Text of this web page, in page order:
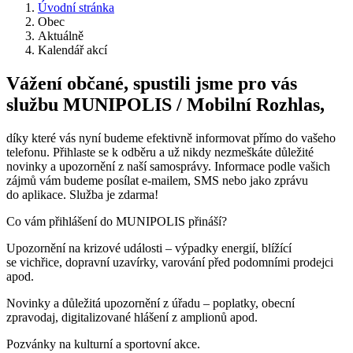
Úvodní stránka
Obec
Aktuálně
Kalendář akcí
Vážení občané, spustili jsme pro vás
službu MUNIPOLIS / Mobilní Rozhlas,
díky které vás nyní budeme efektivně informovat přímo do vašeho
telefonu. Přihlaste se k odběru a už nikdy nezmeškáte důležité
novinky a upozornění z naší samosprávy. Informace podle vašich
zájmů vám budeme posílat e-mailem, SMS nebo jako zprávu
do aplikace. Služba je zdarma!
Co vám přihlášení do MUNIPOLIS přináší?
Upozornění na krizové události – výpadky energií, blížící
se vichřice, dopravní uzavírky, varování před podomními prodejci
apod.
Novinky a důležitá upozornění z úřadu – poplatky, obecní
zpravodaj, digitalizované hlášení z amplionů apod.
Pozvánky na kulturní a sportovní akce.